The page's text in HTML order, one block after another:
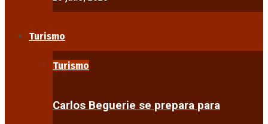
Turismo
Turismo
Carlos Beguerie se prepara para